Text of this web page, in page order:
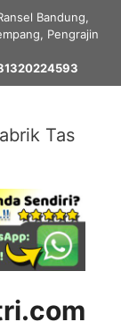
Bandung,
Pengrajin
Tas